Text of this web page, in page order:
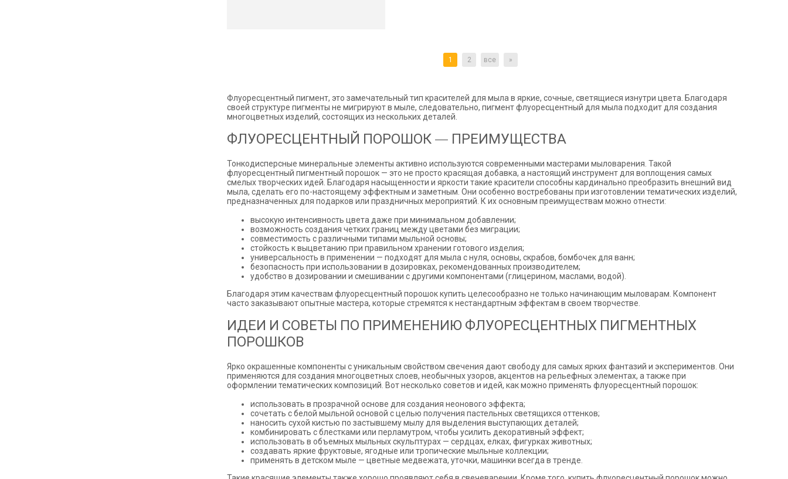
1 2 все »
Флуоресцентный пигмент, это замечательный тип красителей для мыла в яркие, сочные, светящиеся изнутри цвета. Благодаря
своей структуре пигменты не мигрируют в мыле, следовательно, пигмент флуоресцентный для мыла подходит для создания
многоцветных изделий, состоящих из нескольких деталей.
ФЛУОРЕСЦЕНТНЫЙ ПОРОШОК — ПРЕИМУЩЕСТВА
Тонкодисперсные минеральные элементы активно используются современными мастерами мыловарения. Такой
флуоресцентный пигментный порошок — это не просто красящая добавка, а настоящий инструмент для воплощения самых
смелых творческих идей. Благодаря насыщенности и яркости такие красители способны кардинально преобразить внешний вид
мыла, сделать его по-настоящему эффектным и заметным. Они особенно востребованы при изготовлении тематических изделий,
предназначенных для подарков или праздничных мероприятий. К их основным преимуществам можно отнести:
высокую интенсивность цвета даже при минимальном добавлении;
возможность создания четких границ между цветами без миграции;
совместимость с различными типами мыльной основы;
стойкость к выцветанию при правильном хранении готового изделия;
универсальность в применении — подходят для мыла с нуля, основы, скрабов, бомбочек для ванн;
безопасность при использовании в дозировках, рекомендованных производителем;
удобство в дозировании и смешивании с другими компонентами (глицерином, маслами, водой).
Благодаря этим качествам флуоресцентный порошок купить целесообразно не только начинающим мыловарам. Компонент
часто заказывают опытные мастера, которые стремятся к нестандартным эффектам в своем творчестве.
ИДЕИ И СОВЕТЫ ПО ПРИМЕНЕНИЮ ФЛУОРЕСЦЕНТНЫХ ПИГМЕНТНЫХ
ПОРОШКОВ
Ярко окрашенные компоненты с уникальным свойством свечения дают свободу для самых ярких фантазий и экспериментов. Они
применяются для создания многоцветных слоев, необычных узоров, акцентов на рельефных элементах, а также при
оформлении тематических композиций. Вот несколько советов и идей, как можно применять флуоресцентный порошок:
использовать в прозрачной основе для создания неонового эффекта;
сочетать с белой мыльной основой с целью получения пастельных светящихся оттенков;
наносить сухой кистью по застывшему мылу для выделения выступающих деталей;
комбинировать с блестками или перламутром, чтобы усилить декоративный эффект;
использовать в объемных мыльных скульптурах — сердцах, елках, фигурках животных;
создавать яркие фруктовые, ягодные или тропические мыльные коллекции;
применять в детском мыле — цветные медвежата, уточки, машинки всегда в тренде.